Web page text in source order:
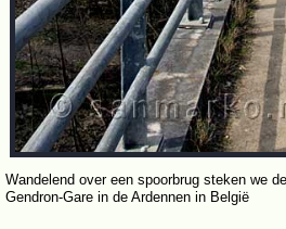
Wandelend over een spoorbrug steken we
Gendron-Gare in de Ardennen in België